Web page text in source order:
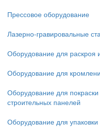
Прессовое оборудование
Лазерно-гравировальные
Оборудование для раскроя
Оборудование для
Оборудование для
строительных панелей
Оборудование для